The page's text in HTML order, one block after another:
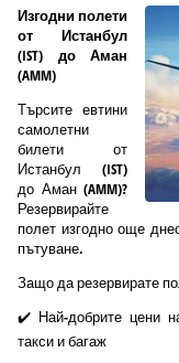
Изгодни полети
от Истанбул
(IST) до Аман
(AMM)
Търсите евтини
самолетни
билети от
Истанбул (IST)
до Аман (AMM)?
Резервирайте
полет изгодно още
пътуване.
Защо да резервирате
✔️ Най-добрите цени
такси и багаж